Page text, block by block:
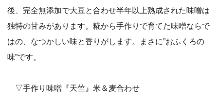
後、完全無添加で大豆と合わせ半年以上熟成された味噌は
独特の甘みがあります。糀から手作りで育てた味噌ならで
はの、なつかしい味と香りがします。まさに”おふくろの
味”です。
▽手作り味噌『天竺』米＆麦合わせ